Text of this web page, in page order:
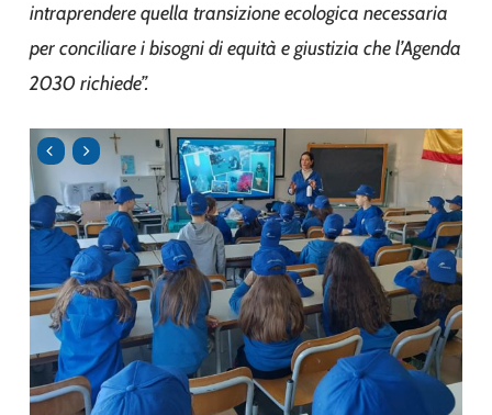
intraprendere quella transizione ecologica necessaria
per conciliare i bisogni di equità e giustizia che l’Agenda
2030 richiede”.